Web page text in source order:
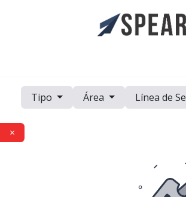
Tipo Área Línea de
×